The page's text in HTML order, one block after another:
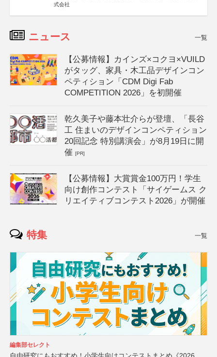
式会社
ニュース 一覧
【公募情報】カインズ×コクヨ×VUILD
がタッグ、家具・木工品デザインコン
ペティション「CDM Digi Fab
COMPETITION 2026」を初開催
乾久美子や藤本壮介らが登壇、「長谷
工 住まいのデザインコンペティション
20回記念 特別講演会」が8月19日に開
催[PR]
【公募情報】大賞賞金100万円！学生
向け創作コンテスト「サイゲームス ク
リエイティブコンテスト2026」が開催
特集 一覧
編集部セレクト